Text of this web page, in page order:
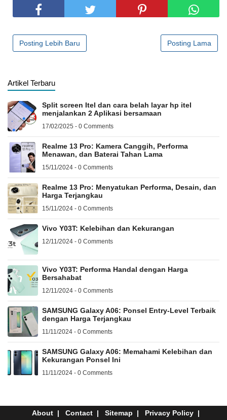
Posting Lebih Baru Posting Lama
Artikel Terbaru
Split screen Itel dan cara belah layar hp itel
menjalankan 2 Aplikasi bersamaan
17/02/2025 - 0 Comments
Realme 13 Pro: Kamera Canggih, Performa
Menawan, dan Baterai Tahan Lama
15/11/2024 - 0 Comments
Realme 13 Pro: Menyatukan Performa, Desain, dan
Harga Terjangkau
15/11/2024 - 0 Comments
Vivo Y03T: Kelebihan dan Kekurangan
12/11/2024 - 0 Comments
Vivo Y03T: Performa Handal dengan Harga
Bersahabat
12/11/2024 - 0 Comments
SAMSUNG Galaxy A06: Ponsel Entry-Level Terbaik
dengan Harga Terjangkau
11/11/2024 - 0 Comments
SAMSUNG Galaxy A06: Memahami Kelebihan dan
Kekurangan Ponsel Ini
11/11/2024 - 0 Comments
About Contact Sitemap Privacy Policy